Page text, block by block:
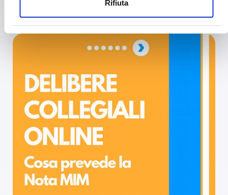
attivazione della privacy.
Con il tuo consenso, vorremmo anche:
geografica, con un'approssimazione di qualche
metro,
Identificare il tuo dispositivo, scansionandolo
attivamente alla ricerca di caratteristiche
specifiche (impronte digitali).
Approfondisci come vengono elaborati i tuoi dati
dettagli. Puoi modificare o ritirare il tuo consenso in
qualsiasi momento dalla Dichiarazione sui cookie.
Rifiuta